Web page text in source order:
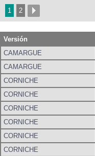
1 2
Versión
CAMARGUE
CAMARGUE
CORNICHE
CORNICHE
CORNICHE
CORNICHE
CORNICHE
CORNICHE